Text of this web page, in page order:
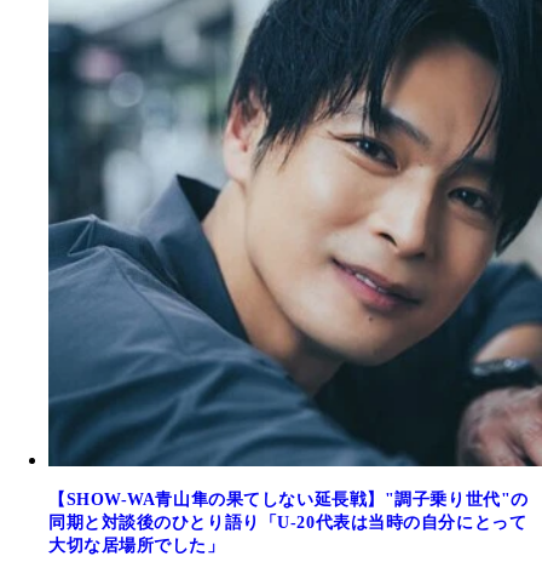
【SHOW-WA青山隼の果てしない延長戦】"調子乗り世代"の
同期と対談後のひとり語り「U-20代表は当時の自分にとって
大切な居場所でした」